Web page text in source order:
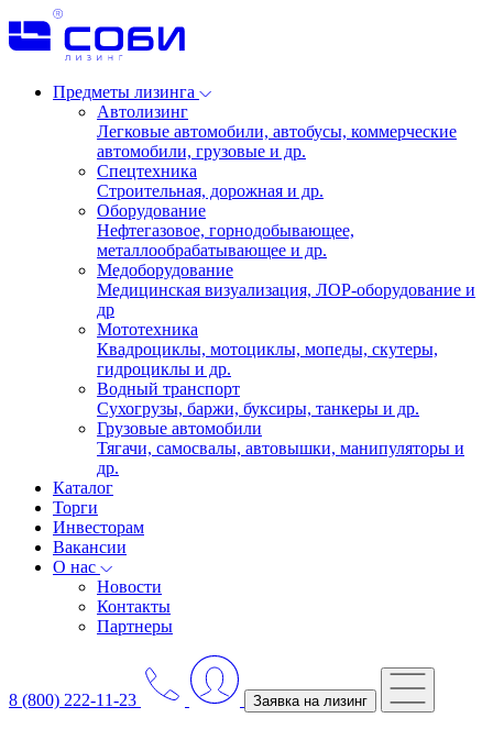
Предметы лизинга
Автолизинг
Легковые автомобили, автобусы, коммерческие
автомобили, грузовые и др.
Спецтехника
Строительная, дорожная и др.
Оборудование
Нефтегазовое, горнодобывающее,
металлообрабатывающее и др.
Медоборудование
Медицинская визуализация, ЛОР-оборудование и
др
Мототехника
Квадроциклы, мотоциклы, мопеды, скутеры,
гидроциклы и др.
Водный транспорт
Сухогрузы, баржи, буксиры, танкеры и др.
Грузовые автомобили
Тягачи, самосвалы, автовышки, манипуляторы и
др.
Каталог
Торги
Инвесторам
Вакансии
О нас
Новости
Контакты
Партнеры
8 (800) 222-11-23 Заявка на лизинг